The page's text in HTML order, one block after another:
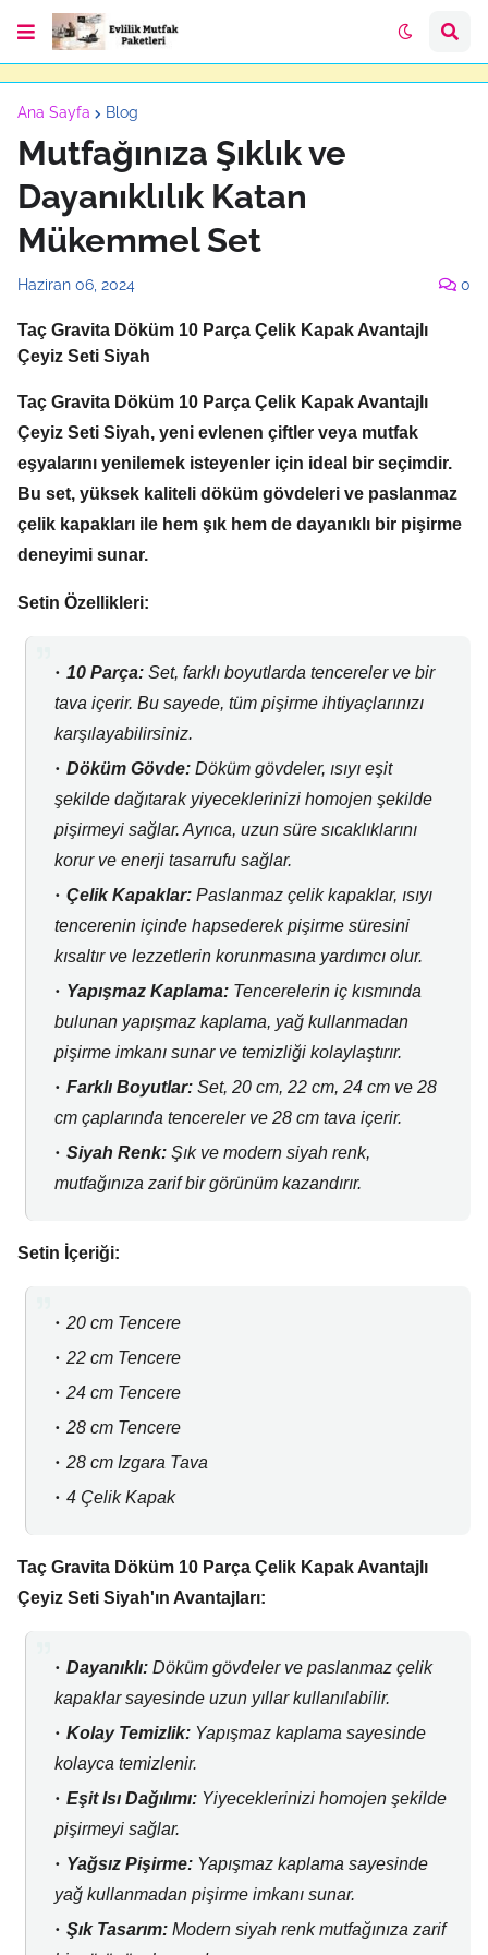
Ana Sayfa Blog
Mutfağınıza Şıklık ve
Dayanıklılık Katan
Mükemmel Set
Haziran 06, 2024 0
Taç Gravita Döküm 10 Parça Çelik Kapak Avantajlı
Çeyiz Seti Siyah
Taç Gravita Döküm 10 Parça Çelik Kapak Avantajlı
Çeyiz Seti Siyah, yeni evlenen çiftler veya mutfak
eşyalarını yenilemek isteyenler için ideal bir seçimdir.
Bu set, yüksek kaliteli döküm gövdeleri ve paslanmaz
çelik kapakları ile hem şık hem de dayanıklı bir pişirme
deneyimi sunar.
Setin Özellikleri:
10 Parça:Set, farklı boyutlarda tencereler ve bir
tava içerir. Bu sayede, tüm pişirme ihtiyaçlarınızı
karşılayabilirsiniz.
Döküm Gövde:Döküm gövdeler, ısıyı eşit
şekilde dağıtarak yiyeceklerinizi homojen şekilde
pişirmeyi sağlar. Ayrıca, uzun süre sıcaklıklarını
korur ve enerji tasarrufu sağlar.
Çelik Kapaklar:Paslanmaz çelik kapaklar, ısıyı
tencerenin içinde hapsederek pişirme süresini
kısaltır ve lezzetlerin korunmasına yardımcı olur.
Yapışmaz Kaplama:Tencerelerin iç kısmında
bulunan yapışmaz kaplama, yağ kullanmadan
pişirme imkanı sunar ve temizliği kolaylaştırır.
Farklı Boyutlar:Set, 20 cm, 22 cm, 24 cm ve 28
cm çaplarında tencereler ve 28 cm tava içerir.
Siyah Renk:Şık ve modern siyah renk,
mutfağınıza zarif bir görünüm kazandırır.
Setin İçeriği:
20 cm Tencere
22 cm Tencere
24 cm Tencere
28 cm Tencere
28 cm Izgara Tava
4 Çelik Kapak
Taç Gravita Döküm 10 Parça Çelik Kapak Avantajlı
Çeyiz Seti Siyah'ın Avantajları:
Dayanıklı:Döküm gövdeler ve paslanmaz çelik
kapaklar sayesinde uzun yıllar kullanılabilir.
Kolay Temizlik:Yapışmaz kaplama sayesinde
kolayca temizlenir.
Eşit Isı Dağılımı:Yiyeceklerinizi homojen şekilde
pişirmeyi sağlar.
Yağsız Pişirme:Yapışmaz kaplama sayesinde
yağ kullanmadan pişirme imkanı sunar.
Şık Tasarım:Modern siyah renk mutfağınıza zarif